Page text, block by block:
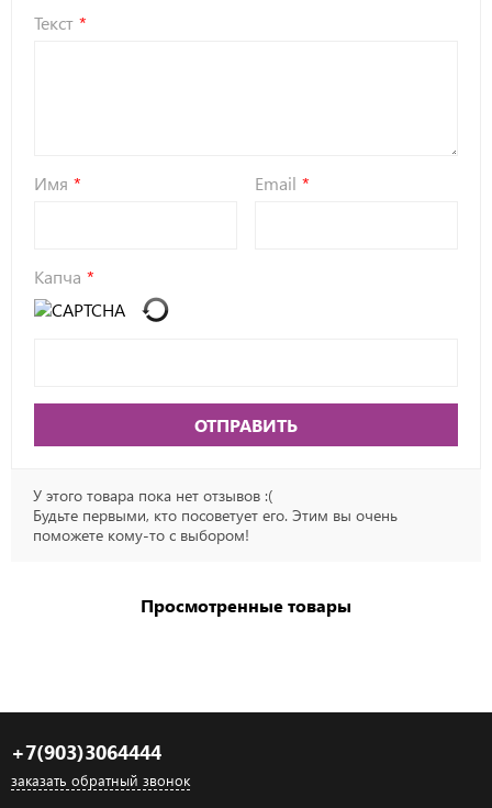
Текст
Имя Email
Капча
ОТПРАВИТЬ
У этого товара пока нет отзывов :(
Будьте первыми, кто посоветует его. Этим вы очень
поможете кому-то с выбором!
Просмотренные товары
+7(903)3064444
заказать обратный звонок